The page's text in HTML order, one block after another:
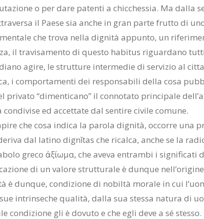
o per dare pa­ten­ti a chic­ches­sia. Ma dal­la
il Pae­se sia an­che in gran par­te frut­to di
che tro­va nel­la di­gni­tà ap­pun­to, un
il tra­vi­sa­men­to di que­sto ha­bi­tus ri­guar­da­no
agi­re, le strut­tu­re in­ter­me­die di ser­vi­zio al
i com­por­ta­men­ti dei re­spon­sa­bi­li del­la cosa
pri­va­to “di­men­ti­ca­no” il con­no­ta­to prin­ci­pa­le
con­di­vi­se ed ac­cet­ta­te dal sen­ti­re ci­vi­le co­mu­ne.
che cosa in­di­ca la pa­ro­la di­gni­tà, oc­cor­re una
dal la­ti­no dignĭtas che ri­cal­ca, an­che se la
gre­co ἀξίωμα, che ave­va en­tram­bi i si­gni­fi­ca­ti
di un va­lo­re strut­tu­ra­le è dun­que
è dun­que, con­di­zio­ne di no­bil­tà mo­ra­le in cui
in­trin­se­che qua­li­tà, dal­la sua stes­sa na­tu­ra di
con­di­zio­ne gli è do­vu­to e che egli deve a sé